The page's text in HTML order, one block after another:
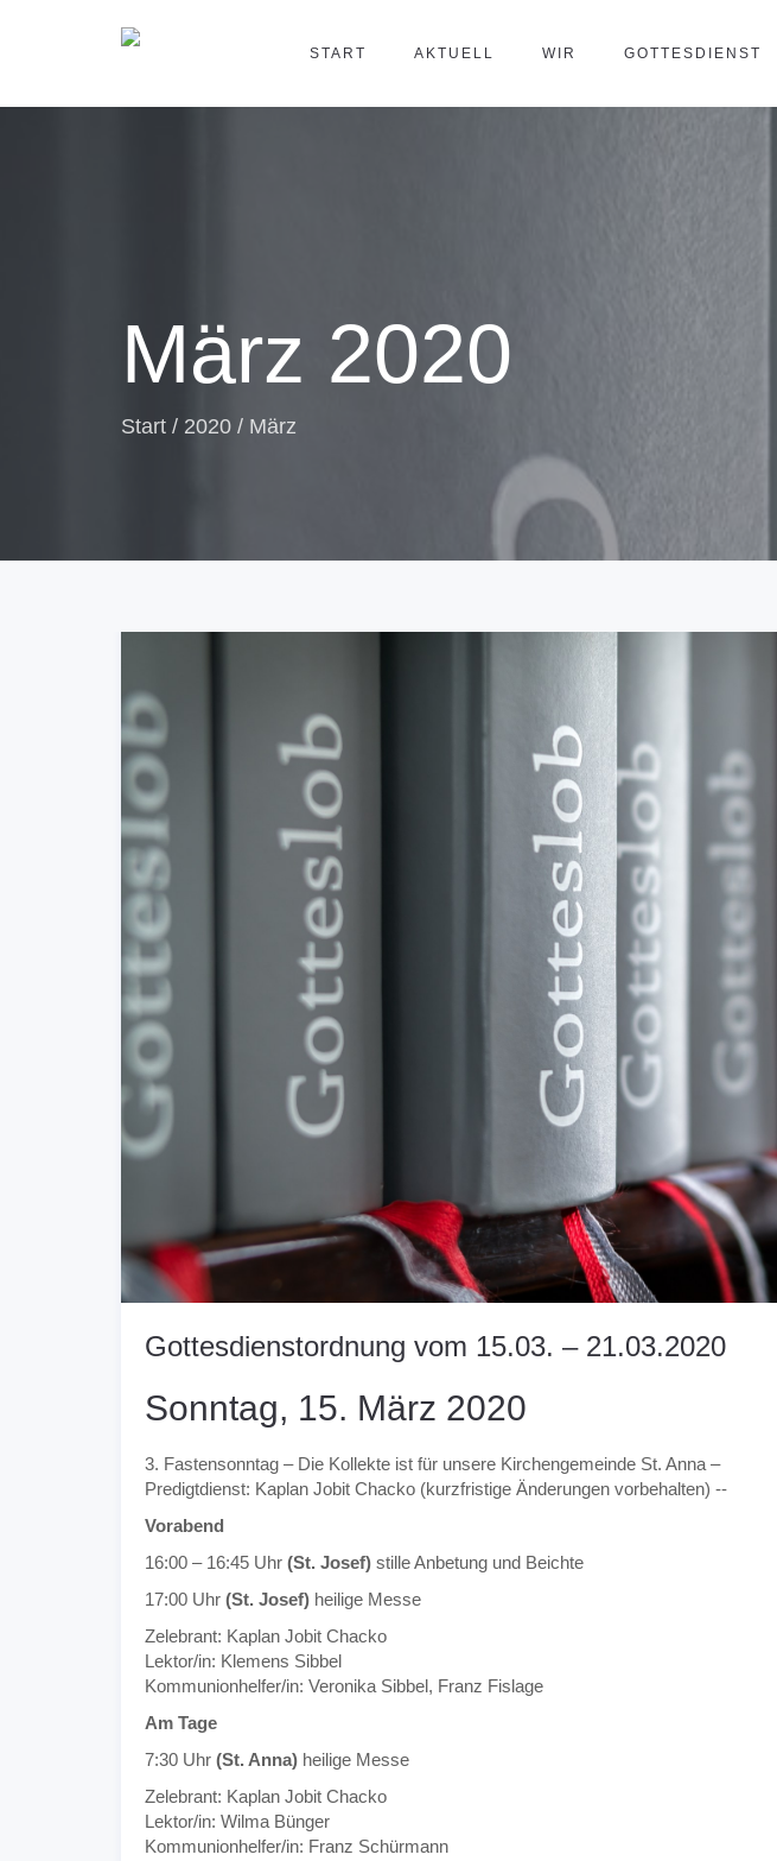
START AKTUELL WIR GOTTESDIENST
März 2020
Start / 2020 / März
Gottesdienstordnung vom 15.03. – 21.03.2020
Sonntag, 15. März 2020
3. Fastensonntag – Die Kollekte ist für unsere Kirchengemeinde St. Anna –
Predigtdienst: Kaplan Jobit Chacko (kurzfristige Änderungen vorbehalten) --
Vorabend
16:00 – 16:45 Uhr (St. Josef) stille Anbetung und Beichte
17:00 Uhr (St. Josef) heilige Messe
Zelebrant: Kaplan Jobit Chacko
Lektor/in: Klemens Sibbel
Kommunionhelfer/in: Veronika Sibbel, Franz Fislage
Am Tage
7:30 Uhr (St. Anna) heilige Messe
Zelebrant: Kaplan Jobit Chacko
Lektor/in: Wilma Bünger
Kommunionhelfer/in: Franz Schürmann